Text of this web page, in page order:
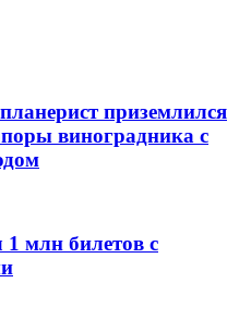
приземлился
виноградника с
млн билетов с